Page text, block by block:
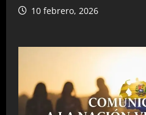
10 febrero, 2026